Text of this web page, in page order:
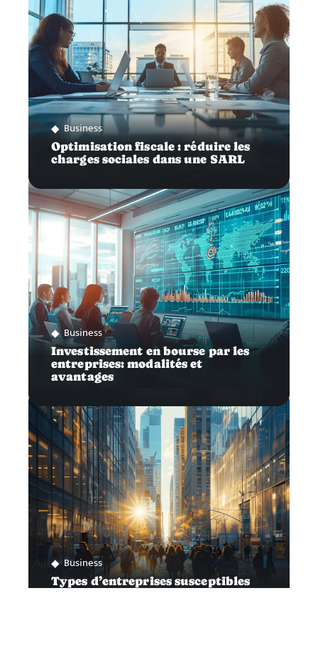
Business
Optimisation fiscale : réduire les
charges sociales dans une SARL
Business
Investissement en bourse par les
entreprises: modalités et
avantages
Business
Types d’entreprises susceptibles